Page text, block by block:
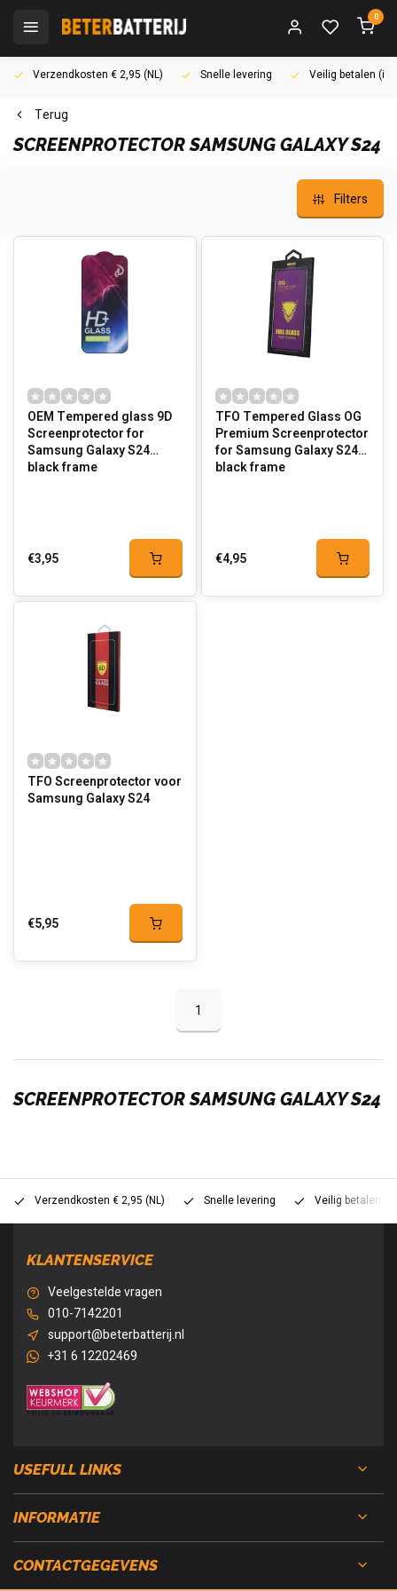
0
Verzendkosten € 2,95 (NL) Snelle levering Veilig betalen
Terug
SCREENPROTECTOR SAMSUNG GALAXY S24
Filters
OEM Tempered glass 9D
Screenprotector for
Samsung Galaxy S24
black frame
€3,95
TFO Tempered Glass OG
Premium Screenprotector
for Samsung Galaxy S24
black frame
€4,95
TFO Screenprotector voor
Samsung Galaxy S24
€5,95
1
SCREENPROTECTOR SAMSUNG GALAXY S24
Verzendkosten € 2,95 (NL) Snelle levering Veilig betalen
KLANTENSERVICE
Veelgestelde vragen
010-7142201
support@beterbatterij.nl
+31 6 12202469
USEFULL LINKS
INFORMATIE
CONTACTGEGEVENS